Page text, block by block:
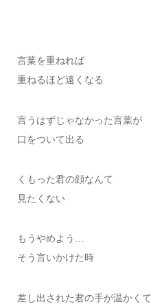
言葉を重ねれば
重ねるほど遠くなる
言うはずじゃなかった言葉が
口をついて出る
くもった君の顔なんて
見たくない
もうやめよう…
そう言いかけた時
差し出された君の手が温かくて